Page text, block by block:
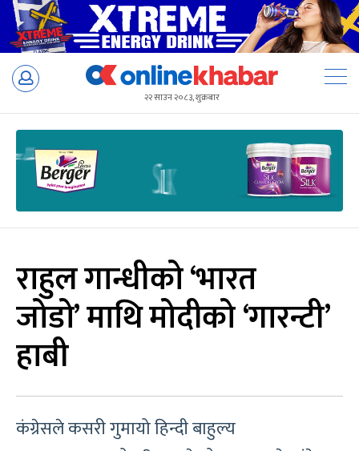
Skip
२२ साउन २०८३, शुक्रबार
राहुल गान्धीको ‘भारत
जोडो’ माथि मोदीको ‘गारन्टी’
हाबी
कंग्रेसले कसरी गुमायो हिन्दी बाहुल्य